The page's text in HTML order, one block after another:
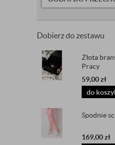
Dobierz do zestawu
Złota
Pracy
59,00zł
do
Spodnie
169,00zł